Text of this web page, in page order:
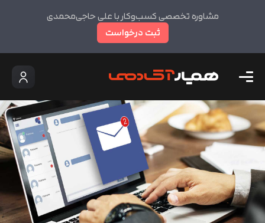
مشاوره تخصصی کسب‌وکار با علی حاجی‌محمدی
ثبت درخواست